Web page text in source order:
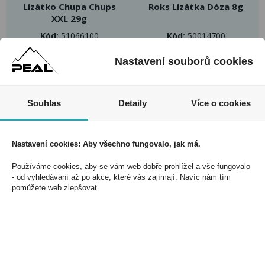
Lízátko Chupa Chups
XXL 29g
Kód:51066100
Roks Lízátka Dóza 8g
Kód:50014700
Nezmeškejte naše akce a slevy!
Jednoduše se přihlaste k odběru novinek a využijte
exkluzivních výhod!
Nastavení souborů cookies
Souhlas Detaily Více o cookies
Nastavení cookies: Aby všechno fungovalo, jak má.
Používáme cookies, aby se vám web dobře prohlížel a vše fungovalo
- od vyhledávání až po akce, které vás zajímají. Navíc nám tím
pomůžete web zlepšovat.